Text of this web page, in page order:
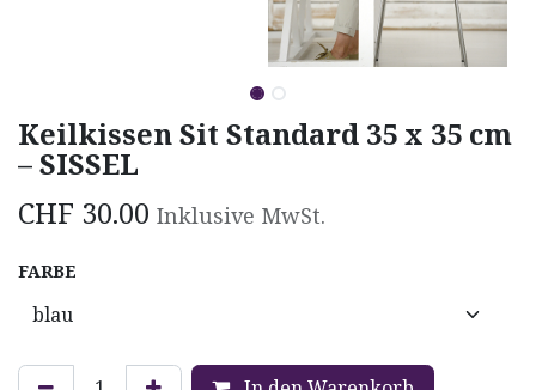
Keilkissen Sit Standard 35 x 35 cm
– SISSEL
CHF 30.00 Inklusive MwSt.
FARBE